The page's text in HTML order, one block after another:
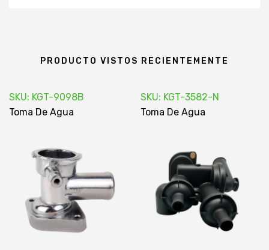
PRODUCTO VISTOS RECIENTEMENTE
SKU: KGT-9098B
Toma De Agua
SKU: KGT-3582-N
Toma De Agua